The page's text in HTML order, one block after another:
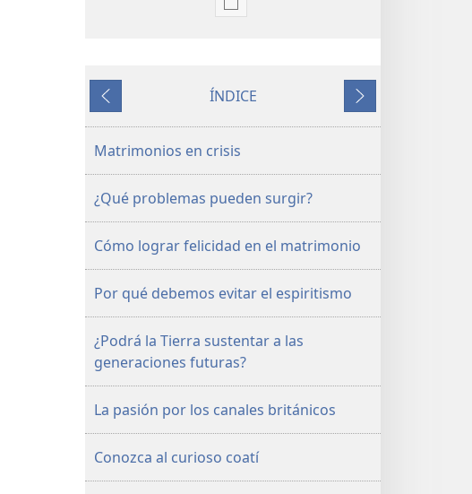
Opciones
publicaciones
Julio
de 2008
Anterior
ÍNDICE
Siguiente
Matrimonios en crisis
¿Qué problemas pueden surgir?
Cómo lograr felicidad en el matrimonio
Por qué debemos evitar el espiritismo
¿Podrá la Tierra sustentar a las
generaciones futuras?
La pasión por los canales británicos
Conozca al curioso coatí